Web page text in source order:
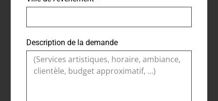
Description de la demande